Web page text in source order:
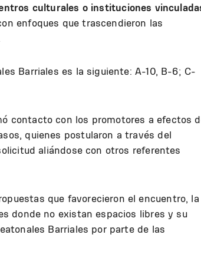
culturales o instituciones
enfoques que trascendieron las
Barriales es la siguiente: A-10, B-6; C-
contacto con los promotores a efectos
quienes postularon a través del
aliándose con otros referentes
que favorecieron el encuentro, la
donde no existan espacios libres y su
Barriales por parte de las